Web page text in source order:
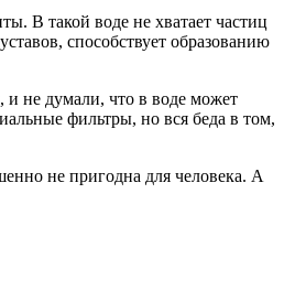
В такой воде не хватает частиц
способствует образованию
и не думали, что в воде может
фильтры, но вся беда в том,
не пригодна для человека. А